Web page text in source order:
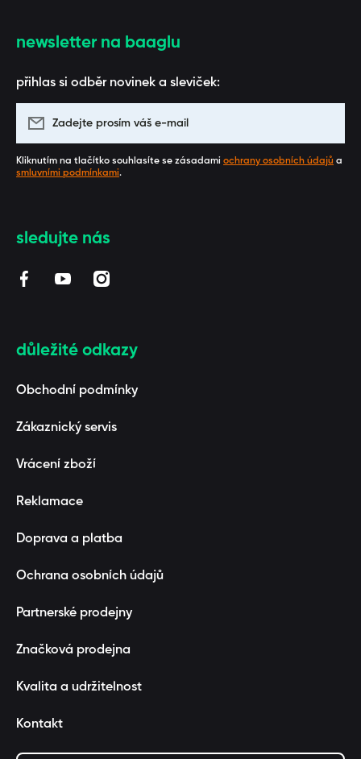
newsletter na baaglu
přihlas si odběr novinek a sleviček:
Zadejte prosím váš e-mail
Kliknutím na tlačítko souhlasíte se zásadami ochrany osobních údajů a
smluvními podmínkami.
sledujte nás
facebookcom/BAAGL/
youtubecom/channel/
instagramcom/baaglcz/
důležité odkazy
Obchodní podmínky
Zákaznický servis
Vrácení zboží
Reklamace
Doprava a platba
Ochrana osobních údajů
Partnerské prodejny
Značková prodejna
Kvalita a udržitelnost
Kontakt